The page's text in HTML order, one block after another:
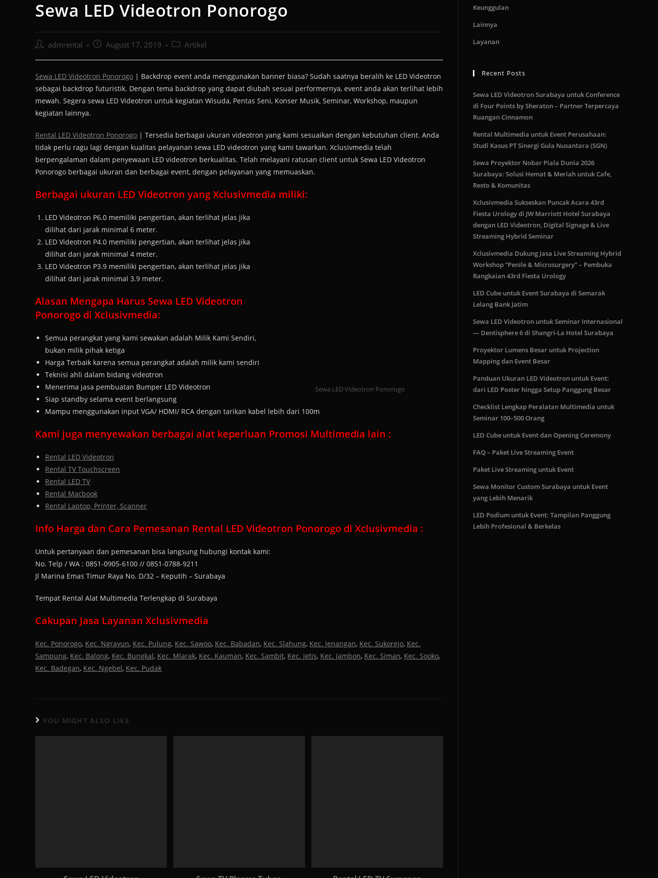
Sewa LED Videotron Ponorogo
admrental August 17, 2019 Artikel
Sewa LED Videotron Ponorogo | Backdrop event anda menggunakan banner biasa? Sudah saatnya beralih ke LED Videotron
sebagai backdrop futuristik. Dengan tema backdrop yang dapat diubah sesuai performernya, event anda akan terlihat lebih
mewah. Segera sewa LED Videotron untuk kegiatan Wisuda, Pentas Seni, Konser Musik, Seminar, Workshop, maupun
kegiatan lainnya.
Rental LED Videotron Ponorogo | Tersedia berbagai ukuran videotron yang kami sesuaikan dengan kebutuhan client. Anda
tidak perlu ragu lagi dengan kualitas pelayanan sewa LED videotron yang kami tawarkan. Xclusivmedia telah
berpengalaman dalam penyewaan LED videotron berkualitas. Telah melayani ratusan client untuk Sewa LED Videotron
Ponorogo berbagai ukuran dan berbagai event, dengan pelayanan yang memuaskan.
Berbagai ukuran LED Videotron yang Xclusivmedia miliki:
Sewa LED Videotron Ponorogo
LED Videotron P6.0 memiliki pengertian, akan terlihat jelas jika
dilihat dari jarak minimal 6 meter.
LED Videotron P4.0 memiliki pengertian, akan terlihat jelas jika
dilihat dari jarak minimal 4 meter.
LED Videotron P3.9 memiliki pengertian, akan terlihat jelas jika
dilihat dari jarak minimal 3.9 meter.
Alasan Mengapa Harus Sewa LED Videotron
Ponorogo di Xclusivmedia:
Semua perangkat yang kami sewakan adalah Milik Kami Sendiri,
bukan milik pihak ketiga
Harga Terbaik karena semua perangkat adalah milik kami sendiri
Teknisi ahli dalam bidang videotron
Menerima jasa pembuatan Bumper LED Videotron
Siap standby selama event berlangsung
Mampu menggunakan input VGA/ HDMI/ RCA dengan tarikan kabel lebih dari 100m
Kami juga menyewakan berbagai alat keperluan Promosi Multimedia lain :
Rental LED Videotron
Rental TV Touchscreen
Rental LED TV
Rental Macbook
Rental Laptop, Printer, Scanner
Info Harga dan Cara Pemesanan Rental LED Videotron Ponorogo di Xclusivmedia :
Untuk pertanyaan dan pemesanan bisa langsung hubungi kontak kami:
No. Telp / WA : 0851-0905-6100 // 0851-0788-9211
Jl Marina Emas Timur Raya No. D/32 – Keputih – Surabaya
Tempat Rental Alat Multimedia Terlengkap di Surabaya
Cakupan Jasa Layanan Xclusivmedia
Kec. Ponorogo, Kec. Ngrayun, Kec. Pulung, Kec. Sawoo, Kec. Babadan, Kec. Slahung, Kec. Jenangan, Kec. Sukorejo, Kec.
Sampung, Kec. Balong, Kec. Bungkal, Kec. Mlarak, Kec. Kauman, Kec. Sambit, Kec. Jetis, Kec. Jambon, Kec. Siman, Kec. Sooko,
Kec. Badegan, Kec. Ngebel, Kec. Pudak
YOU MIGHT ALSO LIKE
Keunggulan
Lainnya
Layanan
Recent Posts
Sewa LED Videotron Surabaya untuk Conference
di Four Points by Sheraton – Partner Terpercaya
Ruangan Cinnamon
Rental Multimedia untuk Event Perusahaan:
Studi Kasus PT Sinergi Gula Nusantara (SGN)
Sewa Proyektor Nobar Piala Dunia 2026
Surabaya: Solusi Hemat & Meriah untuk Cafe,
Resto & Komunitas
Xclusivmedia Sukseskan Puncak Acara 43rd
Fiesta Urology di JW Marriott Hotel Surabaya
dengan LED Videotron, Digital Signage & Live
Streaming Hybrid Seminar
Xclusivmedia Dukung Jasa Live Streaming Hybrid
Workshop “Penile & Microsurgery” – Pembuka
Rangkaian 43rd Fiesta Urology
LED Cube untuk Event Surabaya di Semarak
Lelang Bank Jatim
Sewa LED Videotron untuk Seminar Internasional
— Dentisphere 6 di Shangri-La Hotel Surabaya
Proyektor Lumens Besar untuk Projection
Mapping dan Event Besar
Panduan Ukuran LED Videotron untuk Event:
dari LED Poster hingga Setup Panggung Besar
Checklist Lengkap Peralatan Multimedia untuk
Seminar 100–500 Orang
LED Cube untuk Event dan Opening Ceremony
FAQ – Paket Live Streaming Event
Paket Live Streaming untuk Event
Sewa Monitor Custom Surabaya untuk Event
yang Lebih Menarik
LED Podium untuk Event: Tampilan Panggung
Lebih Profesional & Berkelas